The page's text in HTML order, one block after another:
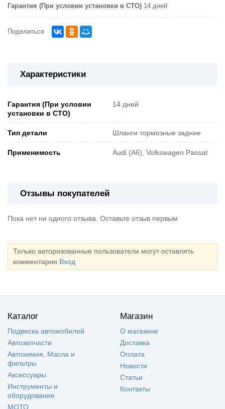
Гарантия (При условии установки в СТО) 14 дней
Поделиться
Характеристики
Гарантия (При условии
установки в СТО)
14 дней
Тип детали Шланги тормозные задние
Применимость Audi (A6), Volkswagen Passat
Отзывы покупателей
Пока нет ни одного отзыва. Оставьте отзыв первым
Только авторизованные пользователи могут оставлять
комментарии Вход
Каталог
Подвеска автомобилей
Автозапчасти
Автохимия, Масла и
фильтры
Аксессуары
Инструменты и
оборудование
МОТО
Магазин
О магазине
Доставка
Оплата
Новости
Статьи
Контакты